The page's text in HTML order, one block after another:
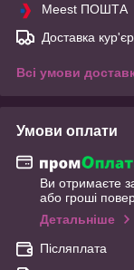
Meest ПОШТА
Доставка
Всі умови
Умови оплати
Ви отримаєте
або гроші
Детальніше
Післяплата